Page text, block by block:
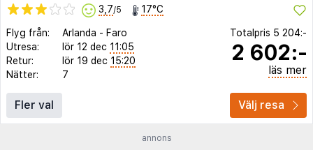
3,7/5 17°C
Flyg från: Arlanda - Faro
Utresa:
lör 12 dec 11:05
Retur:
lör 19 dec 15:20
Nätter:
7
Totalpris 5 204:-
2 602:-
läs mer
Fler val Välj resa
annons